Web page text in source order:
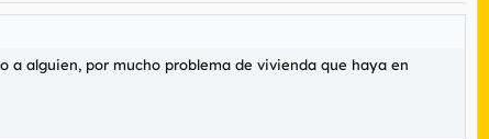
a alguien, por mucho problema de vivienda que haya en